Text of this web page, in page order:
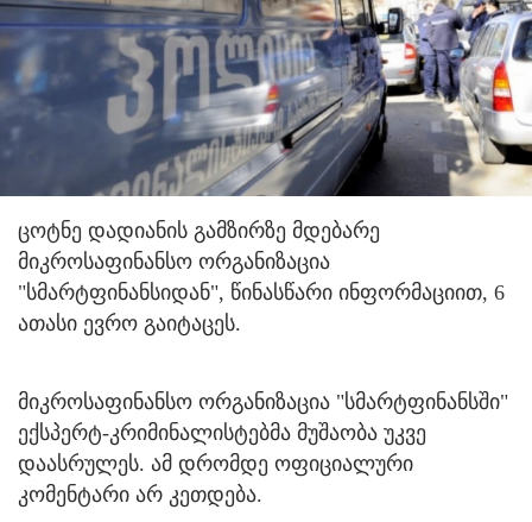
ცოტნე დადიანის გამზირზე მდებარე
მიკროსაფინანსო ორგანიზაცია
"სმარტფინანსიდან", წინასწარი ინფორმაციით, 6
ათასი ევრო გაიტაცეს.
მიკროსაფინანსო ორგანიზაცია "სმარტფინანსში"
ექსპერტ-კრიმინალისტებმა მუშაობა უკვე
დაასრულეს. ამ დრომდე ოფიციალური
კომენტარი არ კეთდება.